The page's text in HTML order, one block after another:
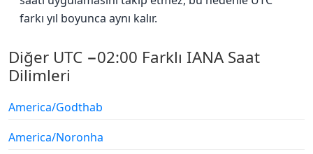
farkı yıl boyunca aynı kalır.
Diğer UTC −02:00 Farklı IANA Saat
Dilimleri
America/Godthab
America/Noronha